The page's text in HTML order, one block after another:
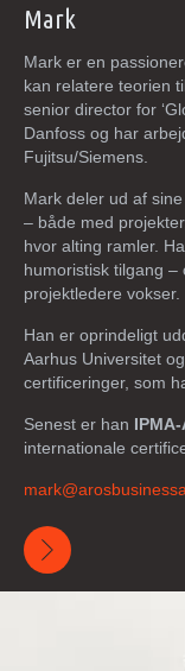
Mark
Mark er en
kan relatere teorien
senior director for
Danfoss og har
Fujitsu/Siemens.
Mark deler ud af
– både med
hvor alting ramler.
humoristisk tilgang
projektledere vokser.
Han er oprindeligt
Aarhus Universitet
certificeringer, som
Senest er han
internationale